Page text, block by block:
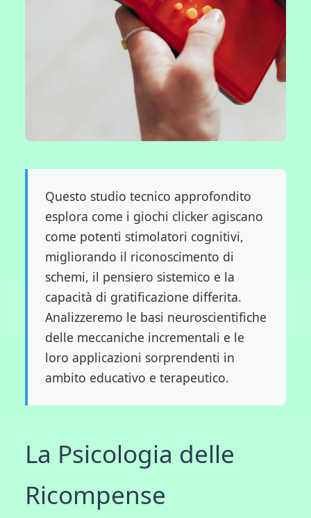
Questo studio tecnico approfondito
esplora come i giochi clicker agiscano
come potenti stimolatori cognitivi,
migliorando il riconoscimento di
schemi, il pensiero sistemico e la
capacità di gratificazione differita.
Analizzeremo le basi neuroscientifiche
delle meccaniche incrementali e le
loro applicazioni sorprendenti in
ambito educativo e terapeutico.
La Psicologia delle
Ricompense